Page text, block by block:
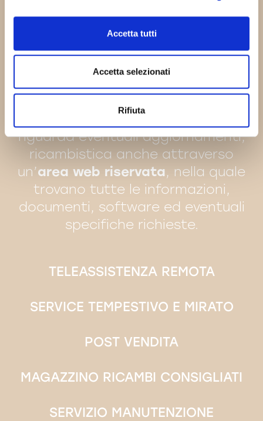
Accetta tutti
Accetta selezionati
Rifiuta
TELEASSISTENZA REMOTA
SERVICE TEMPESTIVO E MIRATO
POST VENDITA
MAGAZZINO RICAMBI CONSIGLIATI
SERVIZIO MANUTENZIONE
Assistenza tecnica
I clienti di SORMEC possono contare
efficiente
riguarda eventuali aggiornamenti,
ricambistica anche attraverso
un’area web riservata, nella quale
trovano tutte le informazioni,
documenti, software ed eventuali
specifiche richieste.